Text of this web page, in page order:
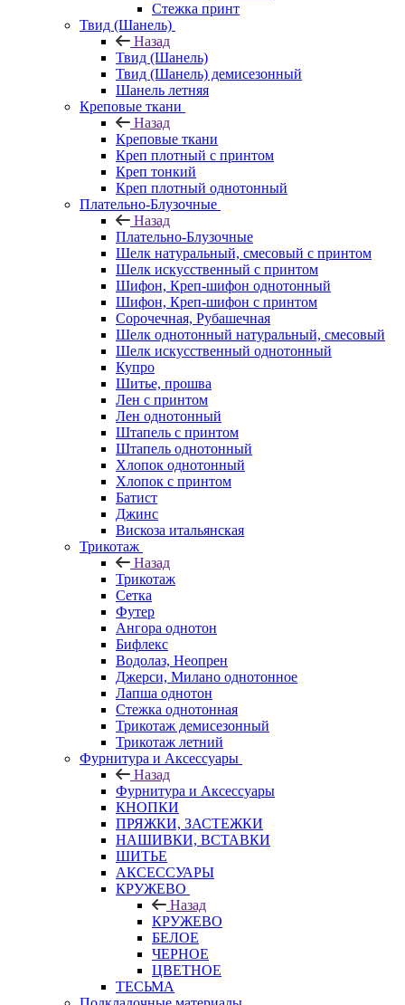
Стежка принт
Твид (Шанель)
Назад
Твид (Шанель)
Твид (Шанель) демисезонный
Шанель летняя
Креповые ткани
Назад
Креповые ткани
Креп плотный с принтом
Креп тонкий
Креп плотный однотонный
Плательно-Блузочные
Назад
Плательно-Блузочные
Шелк натуральный, смесовый с принтом
Шелк искусственный с принтом
Шифон, Креп-шифон однотонный
Шифон, Креп-шифон с принтом
Сорочечная, Рубашечная
Шелк однотонный натуральный, смесовый
Шелк искусственный однотонный
Купро
Шитье, прошва
Лен с принтом
Лен однотонный
Штапель с принтом
Штапель однотонный
Хлопок однотонный
Хлопок с принтом
Батист
Джинс
Вискоза итальянская
Трикотаж
Назад
Трикотаж
Сетка
Футер
Ангора однотон
Бифлекс
Водолаз, Неопрен
Джерси, Милано однотонное
Лапша однотон
Стежка однотонная
Трикотаж демисезонный
Трикотаж летний
Фурнитура и Аксессуары
Назад
Фурнитура и Аксессуары
КНОПКИ
ПРЯЖКИ, ЗАСТЕЖКИ
НАШИВКИ, ВСТАВКИ
ШИТЬЕ
АКСЕССУАРЫ
КРУЖЕВО
Назад
КРУЖЕВО
БЕЛОЕ
ЧЕРНОЕ
ЦВЕТНОЕ
ТЕСЬМА